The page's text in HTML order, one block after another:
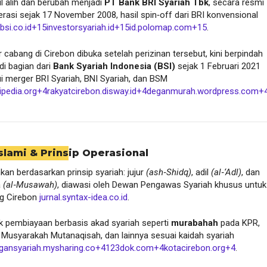
alih dan berubah menjadi PT Bank BRI Syariah Tbk, secara resmi
sejak 17 November 2008, hasil spin‑off dari BRI konvensional
+15investorsyariah.id+15id.polomap.com+15.
cabang di Cirebon dibuka setelah perizinan tersebut, kini berpindah
bagian dari Bank Syariah Indonesia (BSI) sejak 1 Februari 2021
merger BRI Syariah, BNI Syariah, dan BSM
+4rakyatcirebon.disway.id+4deganmurah.wordpress.com
& Prinsip Operasional
berdasarkan prinsip syariah: jujur (ash‑Shidq), adil (al‑‘Adl), dan
(al‑Musawah), diawasi oleh Dewan Pengawas Syariah khusus untuk
Cirebon jurnal.syntax-idea.co.id
pembiayaan berbasis akad syariah seperti murabahah pada KPR,
Mutanaqisah, dan lainnya sesuai kaidah syariah
+4123dok.com+4kotacirebon.org+4.